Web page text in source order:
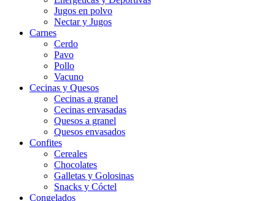
Jugos en polvo
Nectar y Jugos
Carnes
Cerdo
Pavo
Pollo
Vacuno
Cecinas y Quesos
Cecinas a granel
Cecinas envasadas
Quesos a granel
Quesos envasados
Confites
Cereales
Chocolates
Galletas y Golosinas
Snacks y Cóctel
Congelados